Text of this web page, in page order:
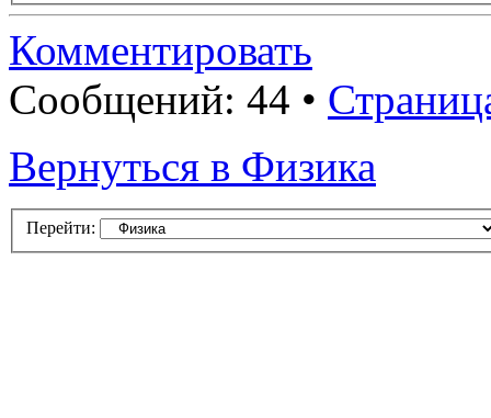
Комментировать
Сообщений: 44 •
Вернуться в Физика
Перейти: